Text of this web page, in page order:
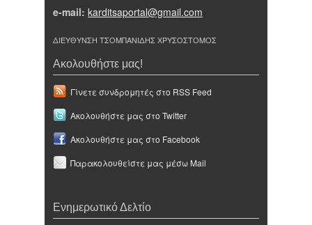
e-mail: karditsaportal@gmail.com
ΔΙΕΥΘΥΝΣΗ ΤΣΟΜΠΑΝΙΔΗΣ ΧΡΥΣΟΣΤΟΜΟΣ
Ακολουθήστε μας!
Γίνετε συνδρομητές στο RSS Feed
Ακολουθήστε μας στο Twitter
Ακολουθήστε μας στο Facebook
Παρακολουθείστε μας μέσω Mail
Ενημερωτικό Δελτίο